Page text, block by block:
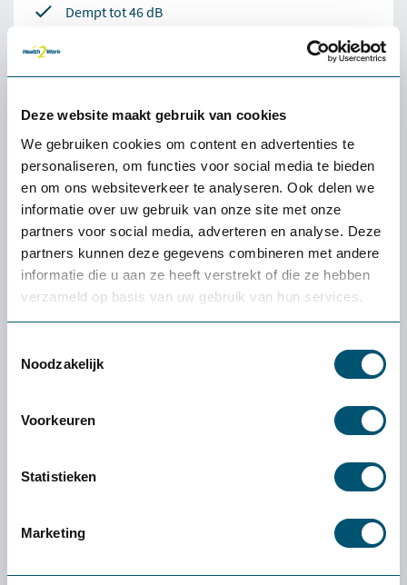
Deze website maakt gebruik van cookies
We gebruiken cookies om content en advertenties te
personaliseren, om functies voor social media te bieden
en om ons websiteverkeer te analyseren. Ook delen we
informatie over uw gebruik van onze site met onze
partners voor social media, adverteren en analyse. Deze
partners kunnen deze gegevens combineren met andere
informatie die u aan ze heeft verstrekt of die ze hebben
verzameld op basis van uw gebruik van hun services.
Noodzakelijk
Voorkeuren
Statistieken
Marketing
Dempt tot 46 dB
Aantal:
Informatie aanvragen
100% tevredenheidgarantie
Snelle levering uit voorraad
Omschrijving Hush Meet overlegruimte
comfortabele omgeving overleggen. De mobiele akoestische
overlegruimte is ideaal om in te zetten in open